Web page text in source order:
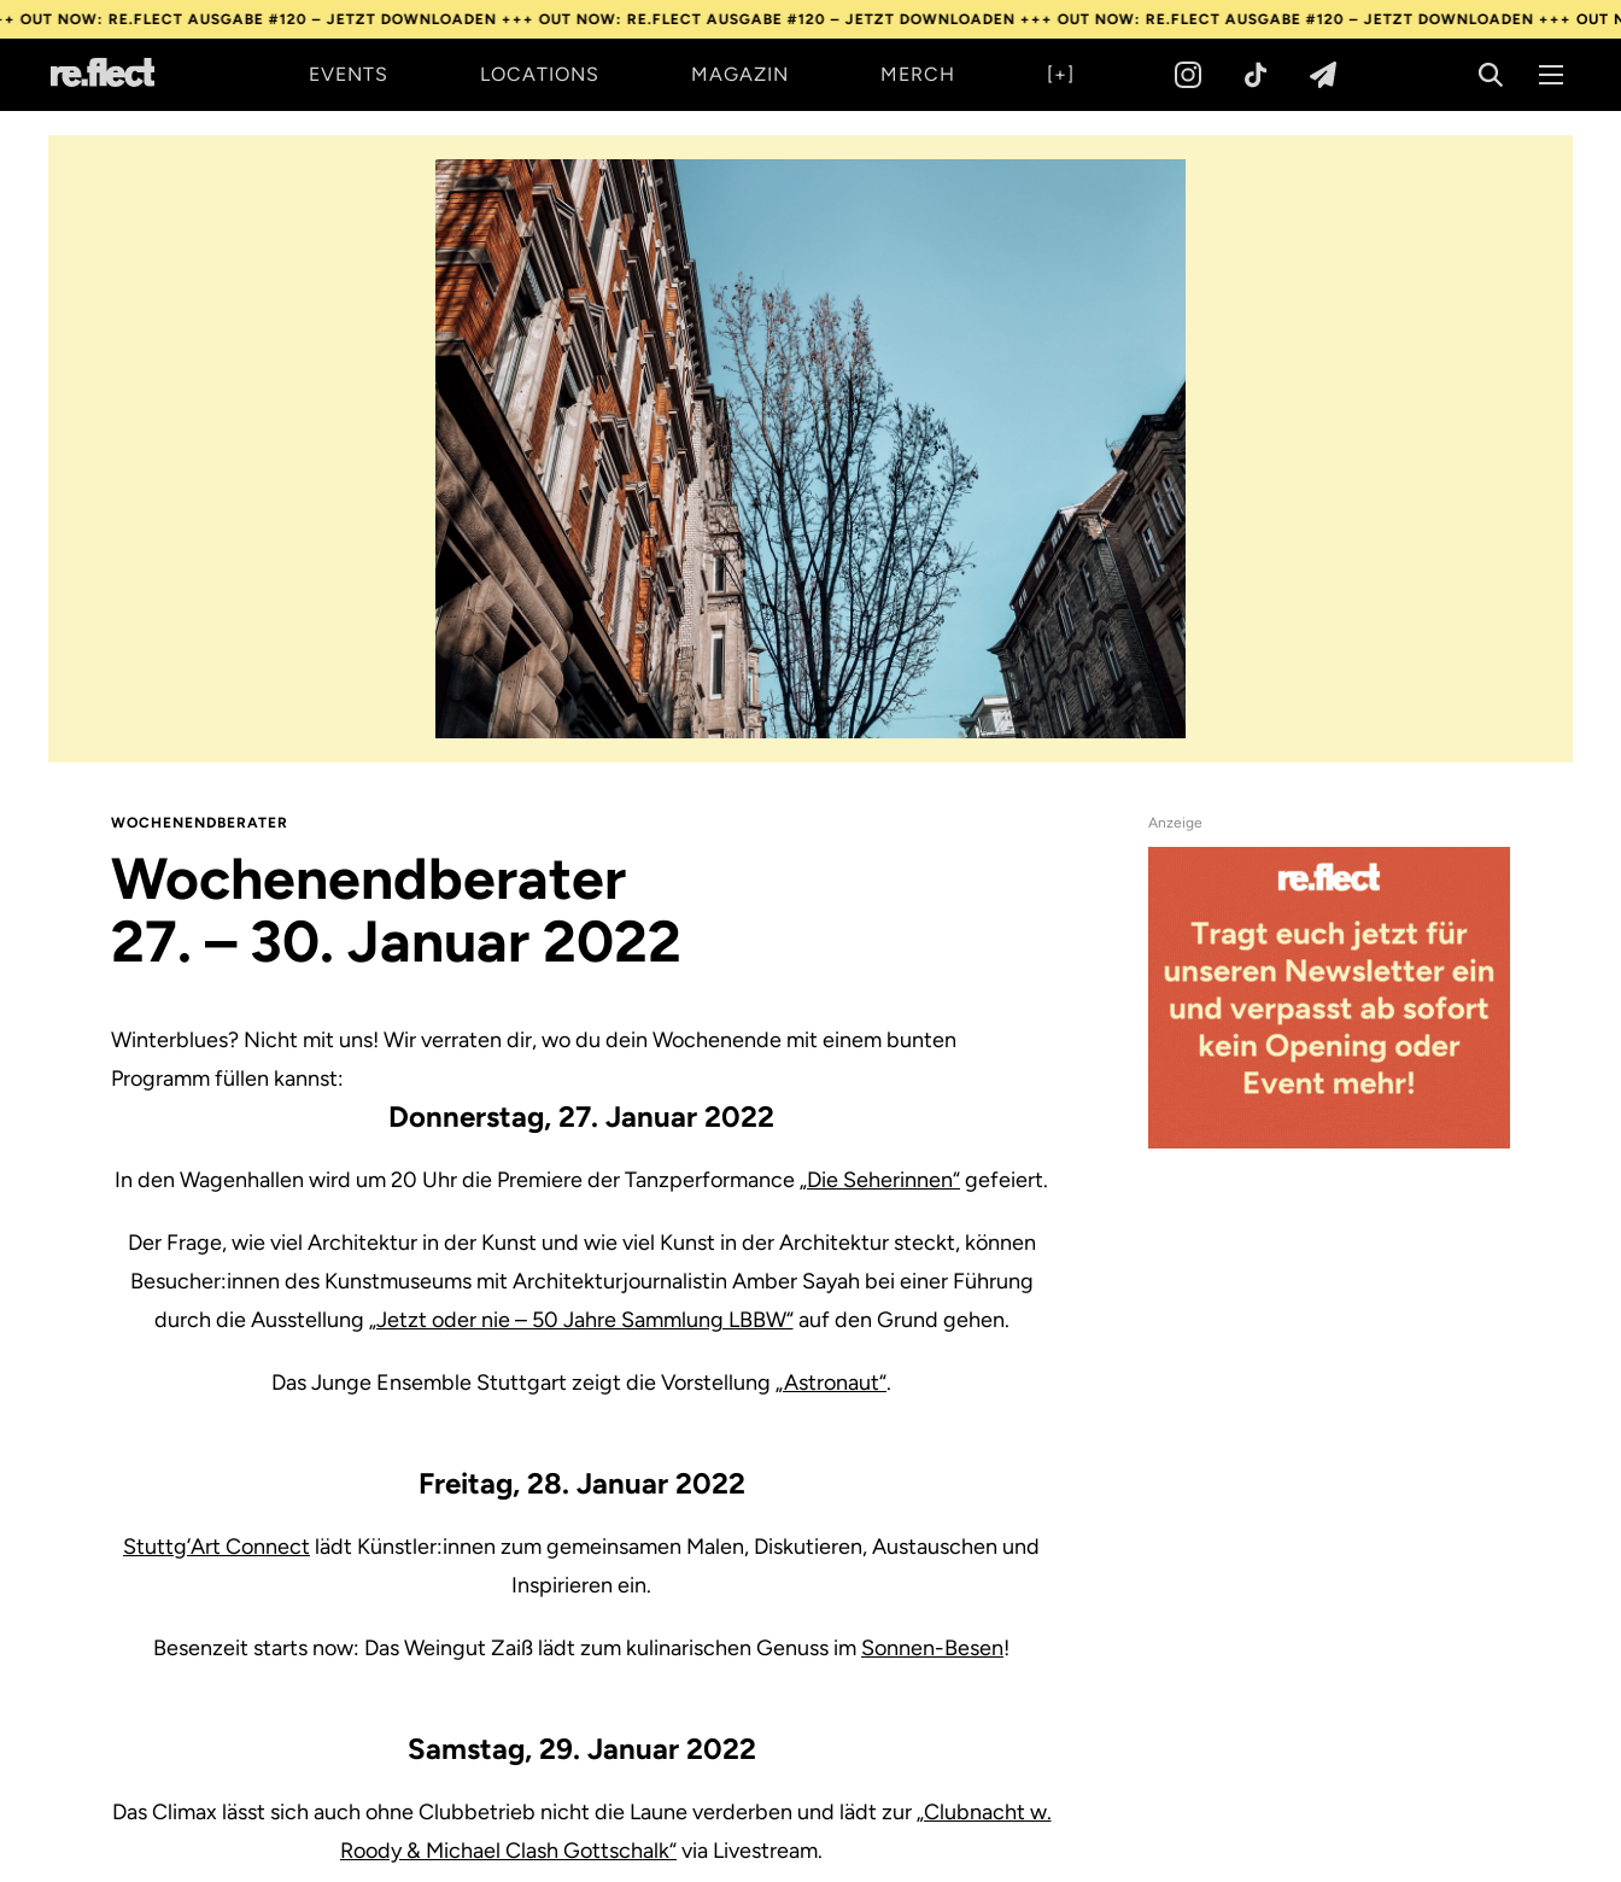
RE.FLECT AUSGABE #120 – JETZT DOWNLOADEN +++OUT NOW: RE.FLECT AUSGABE #120 – JETZT DOWNLOADEN +++OUT NOW: RE.FLECT AUSGABE #120 – JETZT DOWNLOADEN +++OUT NOW:
EVENTS LOCATIONS MAGAZIN MERCH [+]
WOCHENENDBERATER
Wochenendberater
27. – 30. Januar 2022
Winterblues? Nicht mit uns! Wir verraten dir, wo du dein Wochenende mit einem bunten
Programm füllen kannst:
Donnerstag, 27. Januar 2022
In den Wagenhallen wird um 20 Uhr die Premiere der Tanzperformance „Die Seherinnen“gefeiert.
Der Frage, wie viel Architektur in der Kunst und wie viel Kunst in der Architektur steckt, können
Besucher:innen des Kunstmuseums mit Architekturjournalistin Amber Sayah bei einer Führung
durch die Ausstellung „Jetzt oder nie – 50 Jahre Sammlung LBBW“auf den Grund gehen.
Das Junge Ensemble Stuttgart zeigt die Vorstellung „Astronaut“.
Freitag, 28. Januar 2022
Stuttg’Art Connect lädt Künstler:innen zum gemeinsamen Malen, Diskutieren, Austauschen und
Inspirieren ein.
Besenzeit starts now: Das Weingut Zaiß lädt zum kulinarischen Genuss im Sonnen-Besen!
Samstag, 29. Januar 2022
Das Climax lässt sich auch ohne Clubbetrieb nicht die Laune verderben und lädt zur „Clubnacht w.
Roody & Michael Clash Gottschalk“via Livestream.
Anzeige